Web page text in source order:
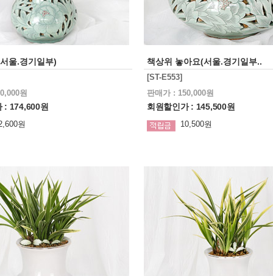
울.경기일부)
원
: 174,600원
원
책상위 놓아요(서울.경기일부..
[ST-E553]
판매가 : 150,000원
회원할인가 : 145,500원
10,500원